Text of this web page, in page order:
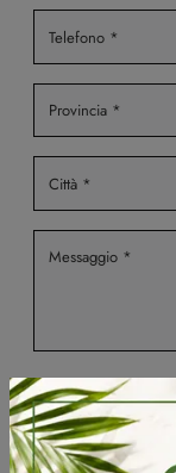
Ho preso